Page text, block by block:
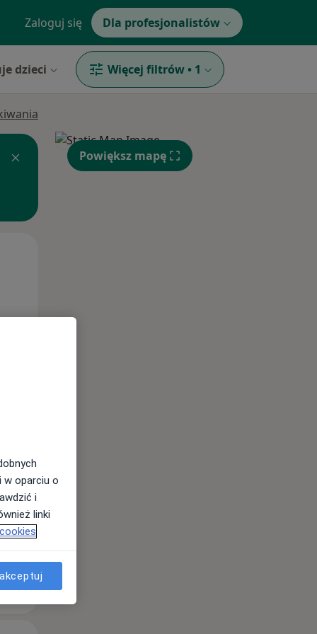
Zaloguj się Dla profesjonalistów
dzieci Więcej filtrów • 1
Powiększ mapę
w oparciu o
i
linki